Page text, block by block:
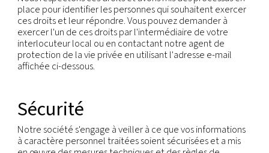
Conservation
Nous conserverons vos informations à caractère
aussi longtemps que nous entretiendrons une
vous ou aussi longtemps que nécessaire pour
généralement pendant la durée de notre relation
contractuelle et pendant le délai de prescription